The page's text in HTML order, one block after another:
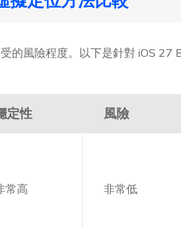
的風險程度。以下是針對 iOS 27
定性 風險
常高 非常低